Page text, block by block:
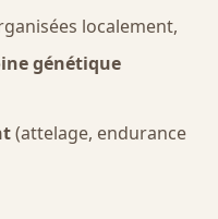
localement,
génétique
(attelage, endurance